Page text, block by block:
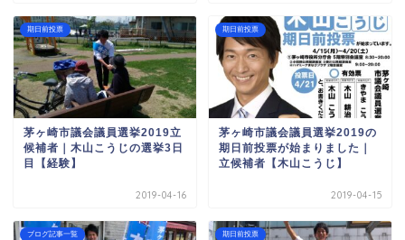
期日前投票
茅ヶ崎市議会議員選挙2019立
候補者｜木山こうじの選挙3日
目【経験】
2019-04-16
期日前投票
茅ヶ崎市議会議員選挙2019の
期日前投票が始まりました｜
立候補者【木山こうじ】
2019-04-15
ブログ記事一覧 期日前投票